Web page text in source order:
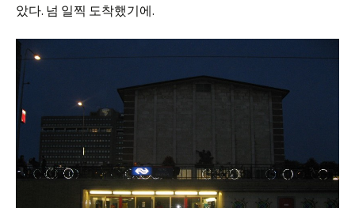
았다. 넘 일찍 도착했기에.